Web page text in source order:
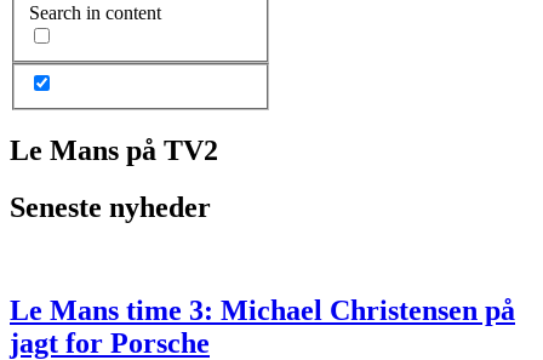
Search in content
Le Mans på TV2
Seneste nyheder
Le Mans time 3: Michael Christensen på
jagt for Porsche